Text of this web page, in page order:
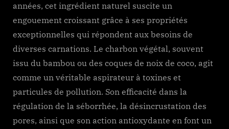
années, cet ingrédient naturel suscite un
engouement croissant grâce à ses propriétés
exceptionnelles qui répondent aux besoins de
diverses carnations. Le charbon végétal, souvent
issu du bambou ou des coques de noix de coco, agit
comme un véritable aspirateur à toxines et
particules de pollution. Son efficacité dans la
régulation de la séborrhée, la désincrustation des
pores, ainsi que son action antioxydante en font un